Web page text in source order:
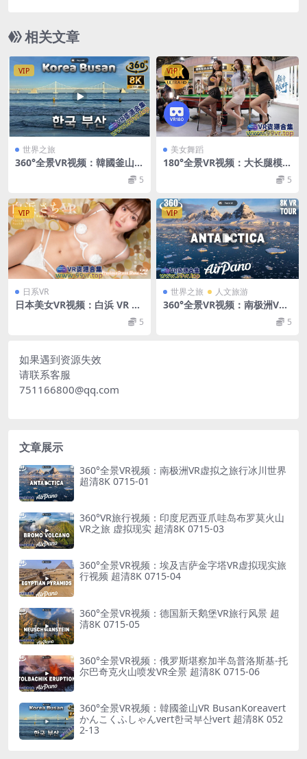
K 0522-23
相关文章
VIP
世界之旅
360°全景VR视频：韓國釜山V
R BusanKoreavertかんこく
ふしゃんvert한국부산vert 超5
VIP
美女舞蹈
180°全景VR视频：大长腿模特
小婷婷、玄子、叶子VR台球美 5
VIP
日系VR
日本美女VR视频：白浜 VR Pr
ecious Dress Show22 VR番 5
VIP
世界之旅 人文旅游
360°全景VR视频：南极洲VR
虚拟之旅行冰川世界 超清8K 0 5
如果遇到资源失效
请联系客服
751166800@qq.com
文章展示
360°全景VR视频：南极洲VR虚拟之旅行冰川世界
超清8K 0715-01
360°VR旅行视频：印度尼西亚爪哇岛布罗莫火山
VR之旅 虚拟现实 超清8K 0715-03
360°全景VR视频：埃及吉萨金字塔VR虚拟现实旅
行视频 超清8K 0715-04
360°全景VR视频：德国新天鹅堡VR旅行风景 超
清8K 0715-05
360°全景VR视频：俄罗斯堪察加半岛普洛斯基-托
尔巴奇克火山喷发VR全景 超清8K 0715-06
360°全景VR视频：韓國釜山VR BusanKoreavert
かんこくふしゃんvert한국부산vert 超清8K 052
2-13